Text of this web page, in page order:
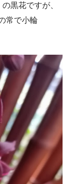
黒花ですが、
常で小輪